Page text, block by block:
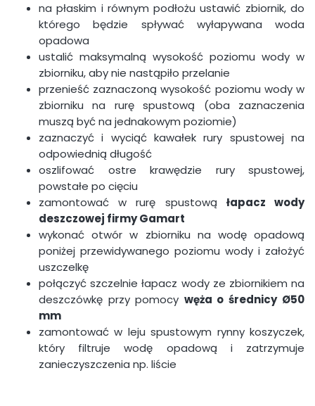
na płaskim i równym podłożu ustawić zbiornik, do
którego będzie spływać wyłapywana woda
opadowa
ustalić maksymalną wysokość poziomu wody w
zbiorniku, aby nie nastąpiło przelanie
przenieść zaznaczoną wysokość poziomu wody w
zbiorniku na rurę spustową (oba zaznaczenia
muszą być na jednakowym poziomie)
zaznaczyć i wyciąć kawałek rury spustowej na
odpowiednią długość
oszlifować ostre krawędzie rury spustowej,
powstałe po cięciu
zamontować w rurę spustową łapacz wody
deszczowej firmy Gamart
wykonać otwór w zbiorniku na wodę opadową
poniżej przewidywanego poziomu wody i założyć
uszczelkę
połączyć szczelnie łapacz wody ze zbiornikiem na
deszczówkę przy pomocy węża o średnicy Ø50
mm
zamontować w leju spustowym rynny koszyczek,
który filtruje wodę opadową i zatrzymuje
zanieczyszczenia np. liście